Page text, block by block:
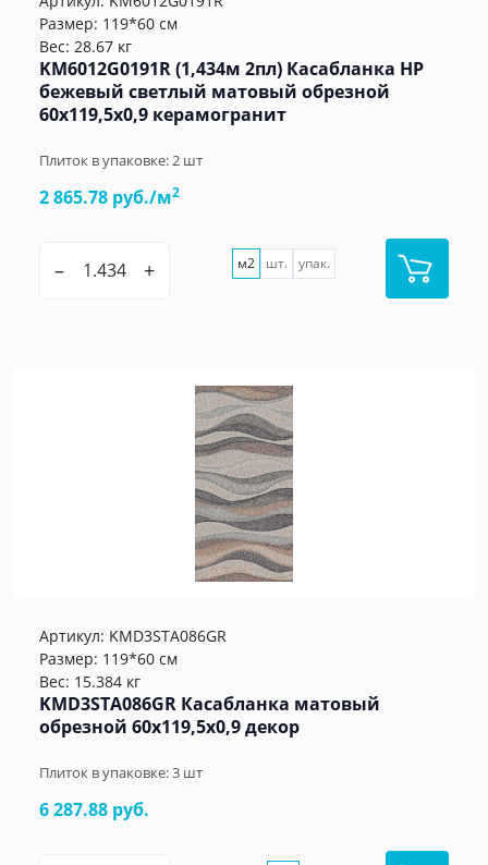
Размер: 119*60 см
Вес: 28.67 кг
KM6012G0191R (1,434м 2пл) Касабланка HP
бежевый светлый матовый обрезной
60x119,5x0,9 керамогранит
Плиток в упаковке:2 шт
2 865.78 руб./м2
– + м2 шт. упак.
Артикул: KMD3STA086GR
Размер: 119*60 см
Вес: 15.384 кг
KMD3STA086GR Касабланка матовый
обрезной 60x119,5x0,9 декор
Плиток в упаковке:3 шт
6 287.88 руб.